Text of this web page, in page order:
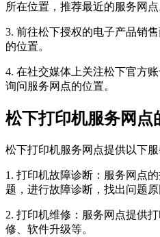
所在位置，推荐最近的服务网点
3. 前往松下授权的电子产品销
的位置。
4. 在社交媒体上关注松下官方
询问服务网点的位置。
松下打印机服务网点
松下打印机服务网点提供以下服
1. 打印机故障诊断：服务网点
题，进行故障诊断，找出问题原
2. 打印机维修：服务网点提供
修、软件升级等。